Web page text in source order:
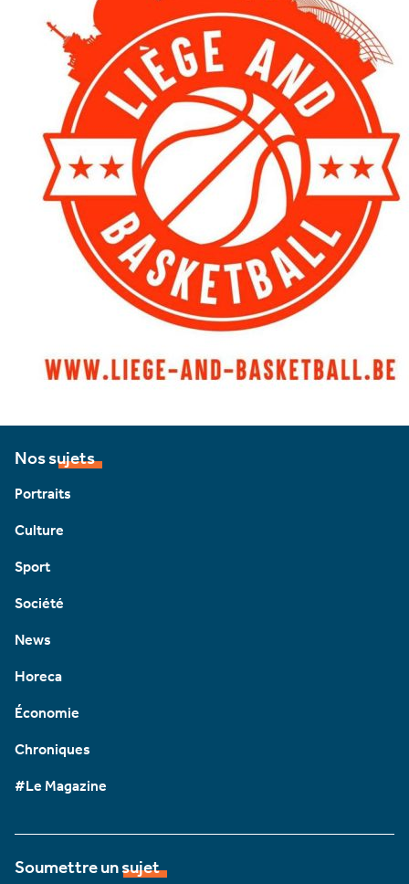
Nos sujets
Portraits
Culture
Sport
Société
News
Horeca
Économie
Chroniques
#Le Magazine
Soumettre un sujet